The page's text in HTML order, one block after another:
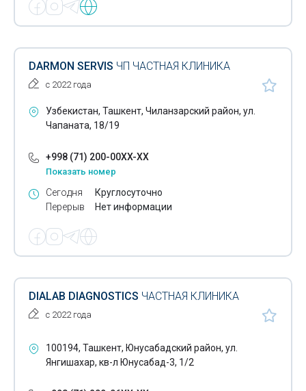
DARMON SERVIS ЧП ЧАСТНАЯ КЛИНИКА
с 2022 года
Узбекистан, Ташкент, Чиланзарский район, ул.
Чапаната, 18/19
+998 (71) 200-00XX-XX
Показать номер
Сегодня
Перерыв
Круглосуточно
Нет информации
DIALAB DIAGNOSTICS ЧАСТНАЯ КЛИНИКА
с 2022 года
100194, Ташкент, Юнусабадский район, ул.
Янгишахар, кв-л Юнусабад-3, 1/2